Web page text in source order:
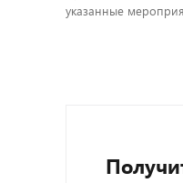
указанные